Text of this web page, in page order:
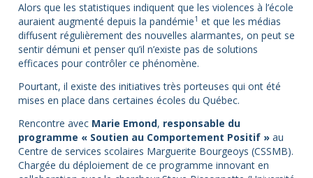
Alors que les statistiques indiquent que les violences à l’école
auraient augmenté depuis la pandémie1 et que les médias
diffusent régulièrement des nouvelles alarmantes, on peut se
sentir démuni et penser qu’il n’existe pas de solutions
efficaces pour contrôler ce phénomène.
Pourtant, il existe des initiatives très porteuses qui ont été
mises en place dans certaines écoles du Québec.
Rencontre avec Marie Emond, responsable du
programme « Soutien au Comportement Positif » au
Centre de services scolaires Marguerite Bourgeoys (CSSMB).
Chargée du déploiement de ce programme innovant en